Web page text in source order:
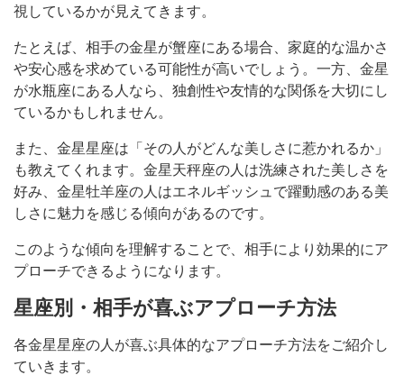
視しているかが見えてきます。
たとえば、相手の金星が蟹座にある場合、家庭的な温かさ
や安心感を求めている可能性が高いでしょう。一方、金星
が水瓶座にある人なら、独創性や友情的な関係を大切にし
ているかもしれません。
また、金星星座は「その人がどんな美しさに惹かれるか」
も教えてくれます。金星天秤座の人は洗練された美しさを
好み、金星牡羊座の人はエネルギッシュで躍動感のある美
しさに魅力を感じる傾向があるのです。
このような傾向を理解することで、相手により効果的にア
プローチできるようになります。
星座別・相手が喜ぶアプローチ方法
各金星星座の人が喜ぶ具体的なアプローチ方法をご紹介し
ていきます。